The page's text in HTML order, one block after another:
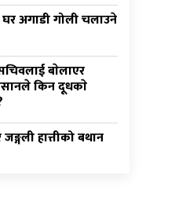
अगाडी गोली चलाउने
बाेलाएर
किन दूधकाे
हात्तीको बथान